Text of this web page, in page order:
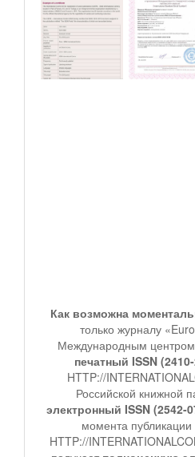
Как возможна
только журналу
Международным
печатный ISSN
HTTP://
Российской книжной
электронный ISSN (2542-
момента публикации
HTTP://